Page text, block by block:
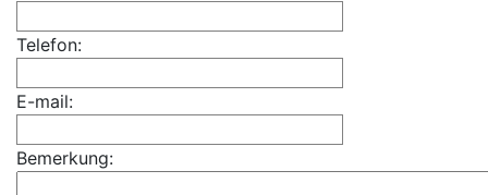
Telefon:
E-mail:
Bemerkung: